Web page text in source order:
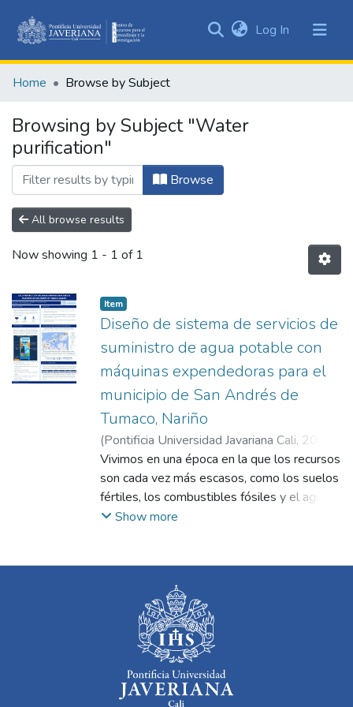
&
All of DSpace
Log In (current)
Home Browse by Subject
Browsing by Subject "Water
purification"
Browse
All browse results
Now showing 1 - 1 of 1
Item
Diseño de sistema de servicios de
suministro de agua potable con
máquinas expendedoras para el
municipio de San Andrés de
Tumaco, Nariño
(Pontificia Universidad Javariana Cali, 2024
Rubio López, Ana María; Narváez Rodríguez,
Lina Sofía;Ordoñez Castaño, Daniela ;Paz
Roa, Juan Camilo
Vivimos en una época en la que los recursos
son cada vez más escasos, como los suelos
fértiles, los combustibles fósiles y el agua
dulce. La demanda de estos supera su
especialmente preocupante, ya que es vital
para la vida y las actividades cotidianas. A
pesar de su aparente abundancia, el acceso
al agua de calidad está amenazado en
muchas regiones del mundo. Este
fenómeno plantea desafíos significativos,
Show more